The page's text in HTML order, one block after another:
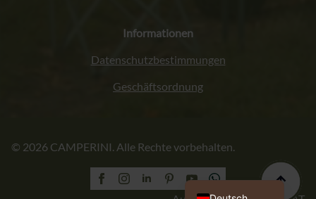
Informationen
Datenschutzbestimmungen
Geschäftsordnung
© 2026 CAMPERINI. Alle Rechte vorbehalten.
Polski
English (UK)
Français
Italiano